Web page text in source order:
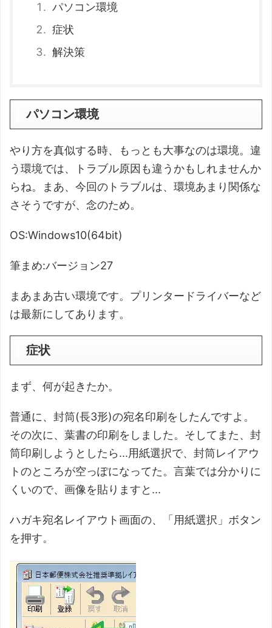
パソコン環境
症状
解決策
パソコン環境
やり方を真似する時、もっとも大事なのは環境。違
う環境では、トラブル原因も違うかもしれませんか
らね。まあ、今回のトラブルは、環境あまり関係な
さそうですが、念のため。
OS:Windows10(64bit)
筆まめ:バージョン27
まあまあ古い環境です。プリンタードライバーなど
は最新にしてあります。
症状
まず、何が起きたか。
普通に、封筒(長3形)の宛名印刷をしたんですよ。
その次に、葉書の印刷をしました。そしてまた、封
筒印刷しようとしたら...用紙選択で、封筒レイアウ
トのところが空っぽになってた。言葉では分かりに
くいので、画像を貼りますと...
ハガキ宛名レイアウト画面の、「用紙選択」ボタン
を押す。